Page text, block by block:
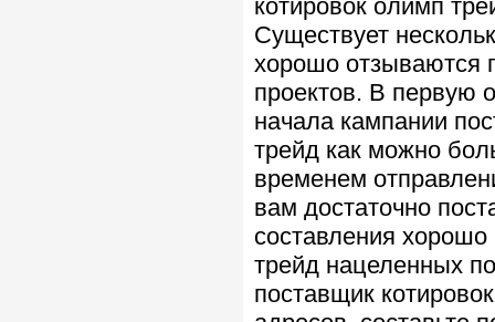
котировок олимп
Существует
хорошо отзываются
проектов. В первую
начала кампании
трейд как можно
временем
вам достаточно
составления
трейд нацеленных
поставщик